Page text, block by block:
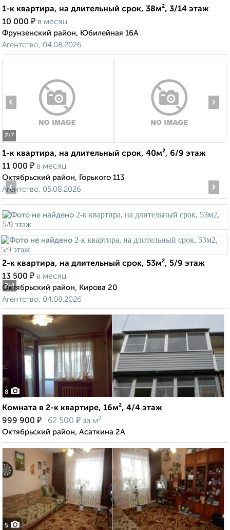
1-к квартира, на длительный срок, 38м², 3/14 этаж
10 000 ₽ в месяц
Фрунзенский район, Юбилейная 16А
Агентство, 04.08.2026
2/7
‹ ›
1-к квартира, на длительный срок, 40м², 6/9 этаж
11 000 ₽ в месяц
Октябрьский район, Горького 113
Агентство, 05.08.2026
2/4
‹ ›
2-к квартира, на длительный срок, 53м², 5/9 этаж
13 500 ₽ в месяц
Октябрьский район, Кирова 20
Агентство, 04.08.2026
8
Комната в 2-к квартире, 16м², 4/4 этаж
999 900 ₽ 62 500 ₽ за м²
Октябрьский район, Асаткина 2А
5